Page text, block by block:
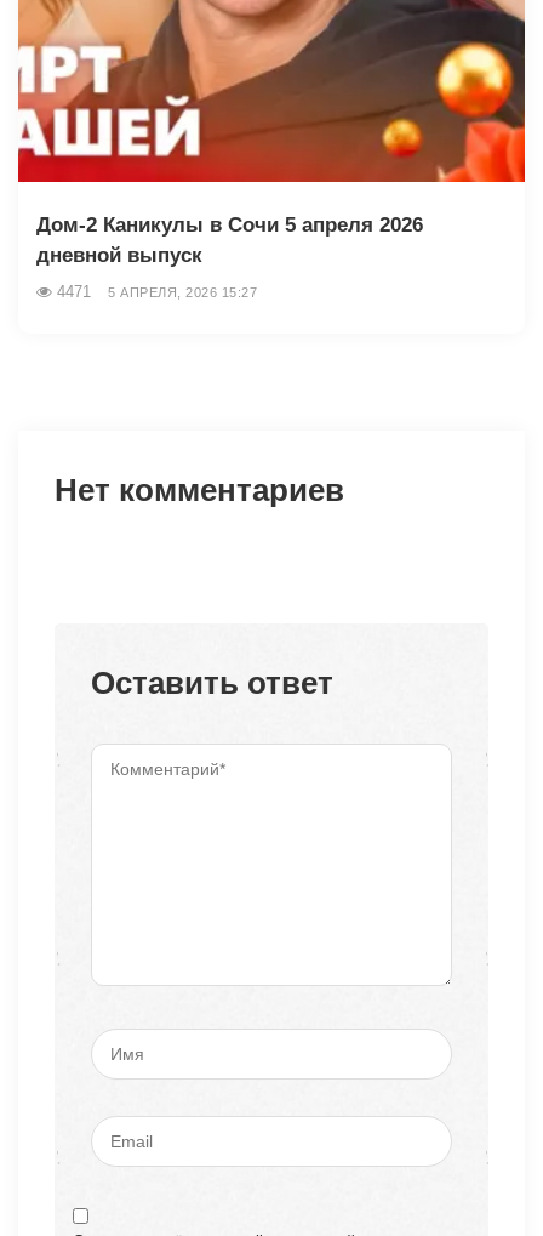
Дом-2 Каникулы в Сочи 5 апреля 2026
дневной выпуск
4471 5 АПРЕЛЯ, 2026 15:27
Нет комментариев
Оставить ответ